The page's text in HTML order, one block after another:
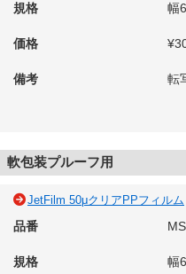
規格 幅
価格
備考 転
軟包装プルーフ用
JetFilm 50μクリアPPフィルム
品番
規格 幅